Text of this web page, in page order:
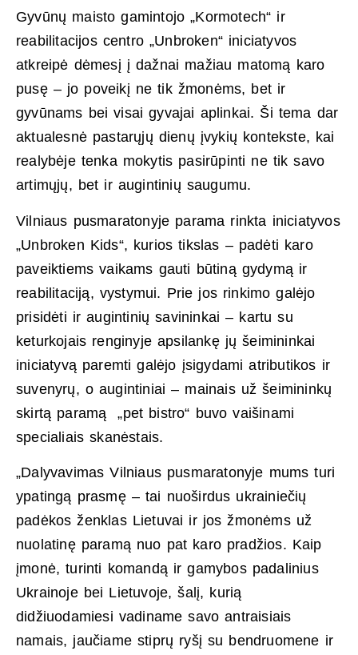
Gyvūnų maisto gamintojo „Kormotech“ ir
reabilitacijos centro „Unbroken“ iniciatyvos
atkreipė dėmesį į dažnai mažiau matomą karo
pusę – jo poveikį ne tik žmonėms, bet ir
gyvūnams bei visai gyvajai aplinkai. Ši tema dar
aktualesnė pastarųjų dienų įvykių kontekste, kai
realybėje tenka mokytis pasirūpinti ne tik savo
artimųjų, bet ir augintinių saugumu.
Vilniaus pusmaratonyje parama rinkta iniciatyvos
„Unbroken Kids“, kurios tikslas – padėti karo
paveiktiems vaikams gauti būtiną gydymą ir
reabilitaciją, vystymui. Prie jos rinkimo galėjo
prisidėti ir augintinių savininkai – kartu su
keturkojais renginyje apsilankę jų šeimininkai
iniciatyvą paremti galėjo įsigydami atributikos ir
suvenyrų, o augintiniai – mainais už šeimininkų
skirtą paramą „pet bistro“ buvo vaišinami
specialiais skanėstais.
„Dalyvavimas Vilniaus pusmaratonyje mums turi
ypatingą prasmę – tai nuoširdus ukrainiečių
padėkos ženklas Lietuvai ir jos žmonėms už
nuolatinę paramą nuo pat karo pradžios. Kaip
įmonė, turinti komandą ir gamybos padalinius
Ukrainoje bei Lietuvoje, šalį, kurią
didžiuodamiesi vadiname savo antraisiais
namais, jaučiame stiprų ryšį su bendruomene ir